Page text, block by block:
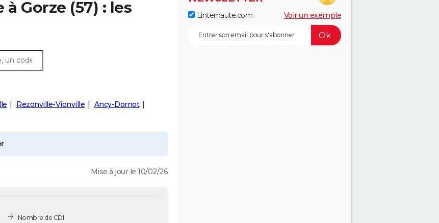
à Gorze (57) : les
Rezonville-Vionville
Ancy-Dornot
Mise à jour le 10/02/26
Nombre de CDI
Linternaute.com Voir un exemple